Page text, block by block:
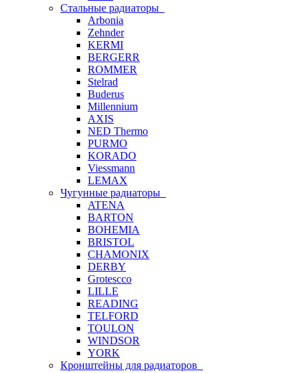
Стальные радиаторы
Arbonia
Zehnder
KERMI
BERGERR
ROMMER
Stelrad
Buderus
Millennium
AXIS
NED Thermo
PURMO
KORADO
Viessmann
LEMAX
Чугунные радиаторы
ATENA
BARTON
BOHEMIA
BRISTOL
CHAMONIX
DERBY
Grotescco
LILLE
READING
TELFORD
TOULON
WINDSOR
YORK
Кронштейны для радиаторов